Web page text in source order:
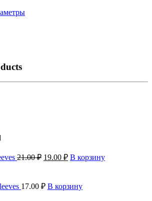
21.00₽ 19.00 ₽ В корзину
17.00 ₽ В корзину